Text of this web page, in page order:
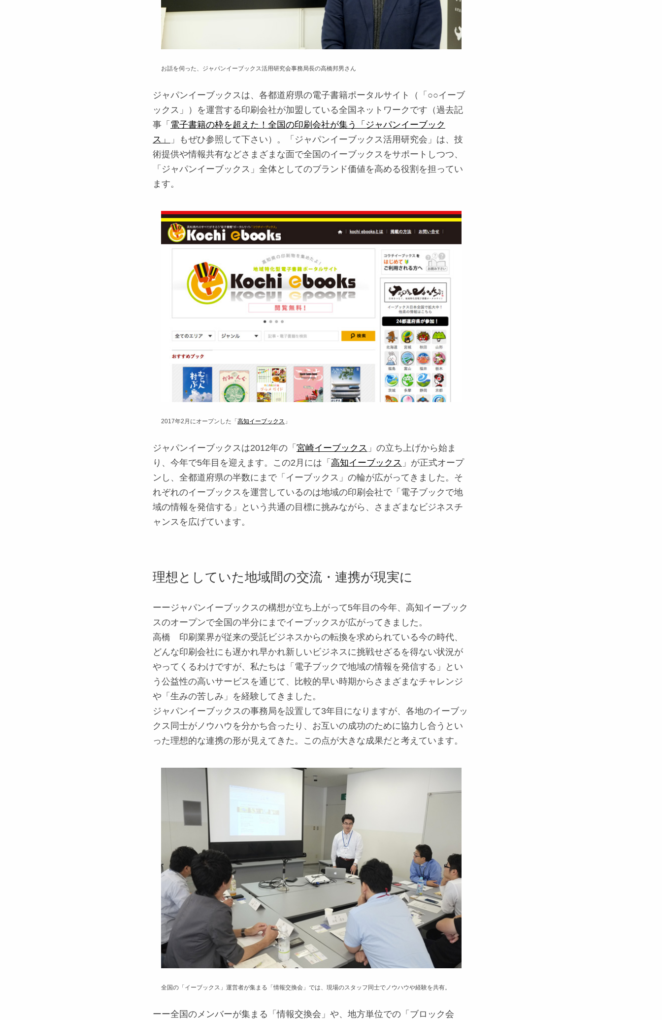
お話を伺った、ジャパンイーブックス活用研究会事務局長の高橋邦男さん
ジャパンイーブックスは、各都道府県の電子書籍ポータルサイト（「○○イーブ
ックス」）を運営する印刷会社が加盟している全国ネットワークです（過去記
事「 電子書籍の枠を超えた！全国の印刷会社が集う「ジャパンイーブック
ス」
」もぜひ参照して下さい）。「ジャパンイーブックス活用研究会」は、技
術提供や情報共有などさまざまな面で全国のイーブックスをサポートしつつ、
「ジャパンイーブックス」全体としてのブランド価値を高める役割を担ってい
ます。
2017年2月にオープンした「 高知イーブックス 」
ジャパンイーブックスは2012年の「 宮崎イーブックス 」の立ち上げから始ま
り、今年で5年目を迎えます。この2月には「 高知イーブックス 」が正式オープ
ンし、全都道府県の半数にまで「イーブックス」の輪が広がってきました。そ
れぞれのイーブックスを運営しているのは地域の印刷会社で「電子ブックで地
域の情報を発信する」という共通の目標に挑みながら、さまざまなビジネスチ
ャンスを広げています。
理想としていた地域間の交流・連携が現実に
ーージャパンイーブックスの構想が立ち上がって5年目の今年、高知イーブック
スのオープンで全国の半分にまでイーブックスが広がってきました。
高橋 印刷業界が従来の受託ビジネスからの転換を求められている今の時代、
どんな印刷会社にも遅かれ早かれ新しいビジネスに挑戦せざるを得ない状況が
やってくるわけですが、私たちは「電子ブックで地域の情報を発信する」とい
う公益性の高いサービスを通じて、比較的早い時期からさまざまなチャレンジ
や「生みの苦しみ」を経験してきました。
ジャパンイーブックスの事務局を設置して3年目になりますが、各地のイーブッ
クス同士がノウハウを分かち合ったり、お互いの成功のために協力し合うとい
った理想的な連携の形が見えてきた。この点が大きな成果だと考えています。
全国の「イーブックス」運営者が集まる「情報交換会」では、現場のスタッフ同士でノウハウや経験を共有。
ーー全国のメンバーが集まる「情報交換会」や、地方単位での「ブロック会